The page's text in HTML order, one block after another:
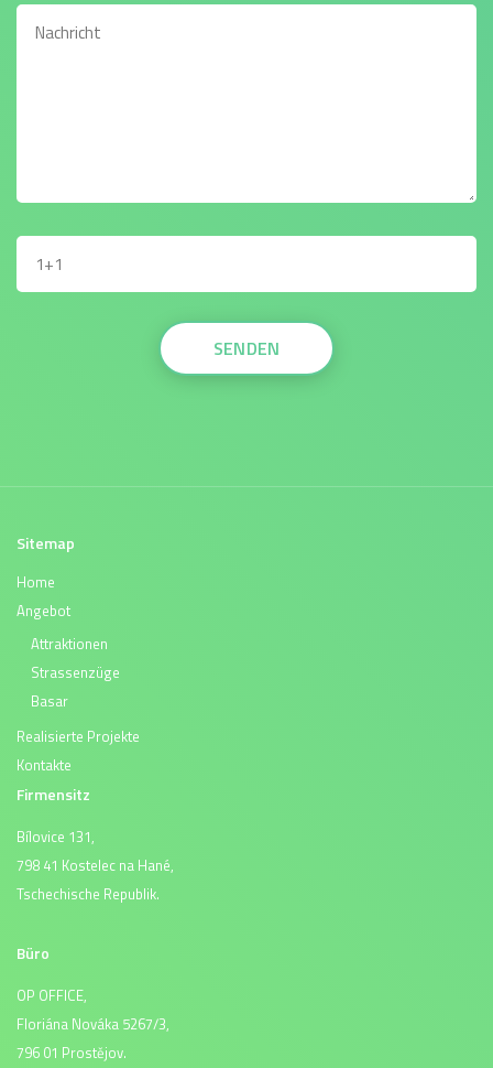
Sitemap
Home
Angebot
Attraktionen
Strassenzüge
Basar
Realisierte Projekte
Kontakte
Firmensitz
Bílovice 131,
798 41 Kostelec na Hané,
Tschechische Republik.
Büro
OP OFFICE,
Floriána Nováka 5267/3,
796 01 Prostějov.